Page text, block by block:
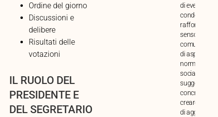
Ordine del giorno
Discussioni e
delibere
Risultati delle
votazioni
IL RUOLO DEL
PRESIDENTE E
DEL SEGRETARIO
di eventi
condominiali
rafforzare il
senso di
comunità.
di aspetti
normativi e
sociali, con
suggerimenti
concreti per
creare
di